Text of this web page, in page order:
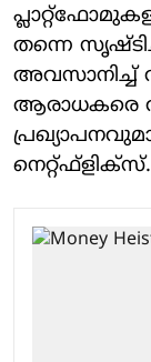
തന്നെ
അവസാനിച്ച്
ആരാധകരെ
നെറ്റ്ഫ്‌ളിക്‌സ്.